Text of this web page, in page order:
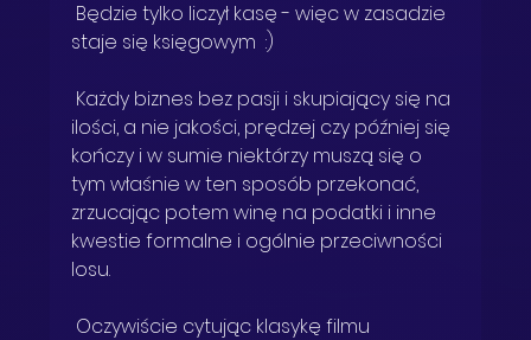
staje się księgowym  :)
ilości, a nie jakości, prędzej czy później się
kończy i w sumie niektórzy muszą się o
tym właśnie w ten sposób przekonać,
zrzucając potem winę na podatki i inne
kwestie formalne i ogólnie przeciwności
losu.